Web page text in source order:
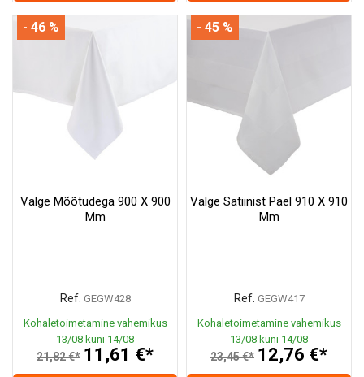
Valge Mõõtudega 900 X 900
Mm
Ref. GEGW428
Kohaletoimetamine vahemikus
13/08 kuni 14/08
21,82 €* 11,61 €*
- 46 %
Valge Satiinist Pael 910 X 910
Mm
Ref. GEGW417
Kohaletoimetamine vahemikus
13/08 kuni 14/08
23,45 €* 12,76 €*
- 45 %